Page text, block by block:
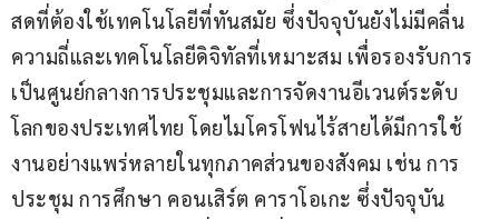
สดที่ต้องใช้เทคโนโลยีที่ทันสมัย ซึ่งปัจจุบันยังไม่มีคลื่น
ความถี่และเทคโนโลยีดิจิทัลที่เหมาะสม เพื่อรองรับการ
เป็นศูนย์กลางการประชุมและการจัดงานอีเวนต์ระดับ
โลกของประเทศไทย โดยไมโครโฟนไร้สายได้มีการใช้
งานอย่างแพร่หลายในทุกภาคส่วนของสังคม เช่น การ
ประชุม การศึกษา คอนเสิร์ต คาราโอเกะ ซึ่งปัจจุบัน